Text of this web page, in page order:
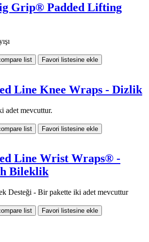
Grip® Padded Lifting
Line Knee Wraps - Dizlik
adet mevcuttur.
Line Wrist Wraps® -
Bileklik
Desteği - Bir pakette iki adet mevcuttur